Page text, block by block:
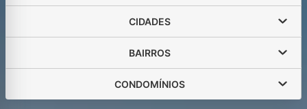
CIDADES
BAIRROS
CONDOMÍNIOS